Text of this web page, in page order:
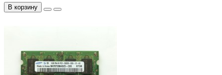
В корзину